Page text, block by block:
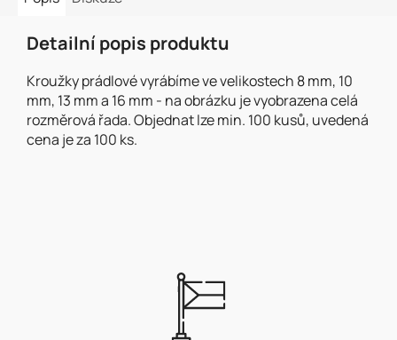
Detailní popis produktu
Kroužky prádlové vyrábíme ve velikostech 8 mm, 10
mm, 13 mm a 16 mm - na obrázku je vyobrazena celá
rozměrová řada. Objednat lze min. 100 kusů, uvedená
cena je za 100 ks.